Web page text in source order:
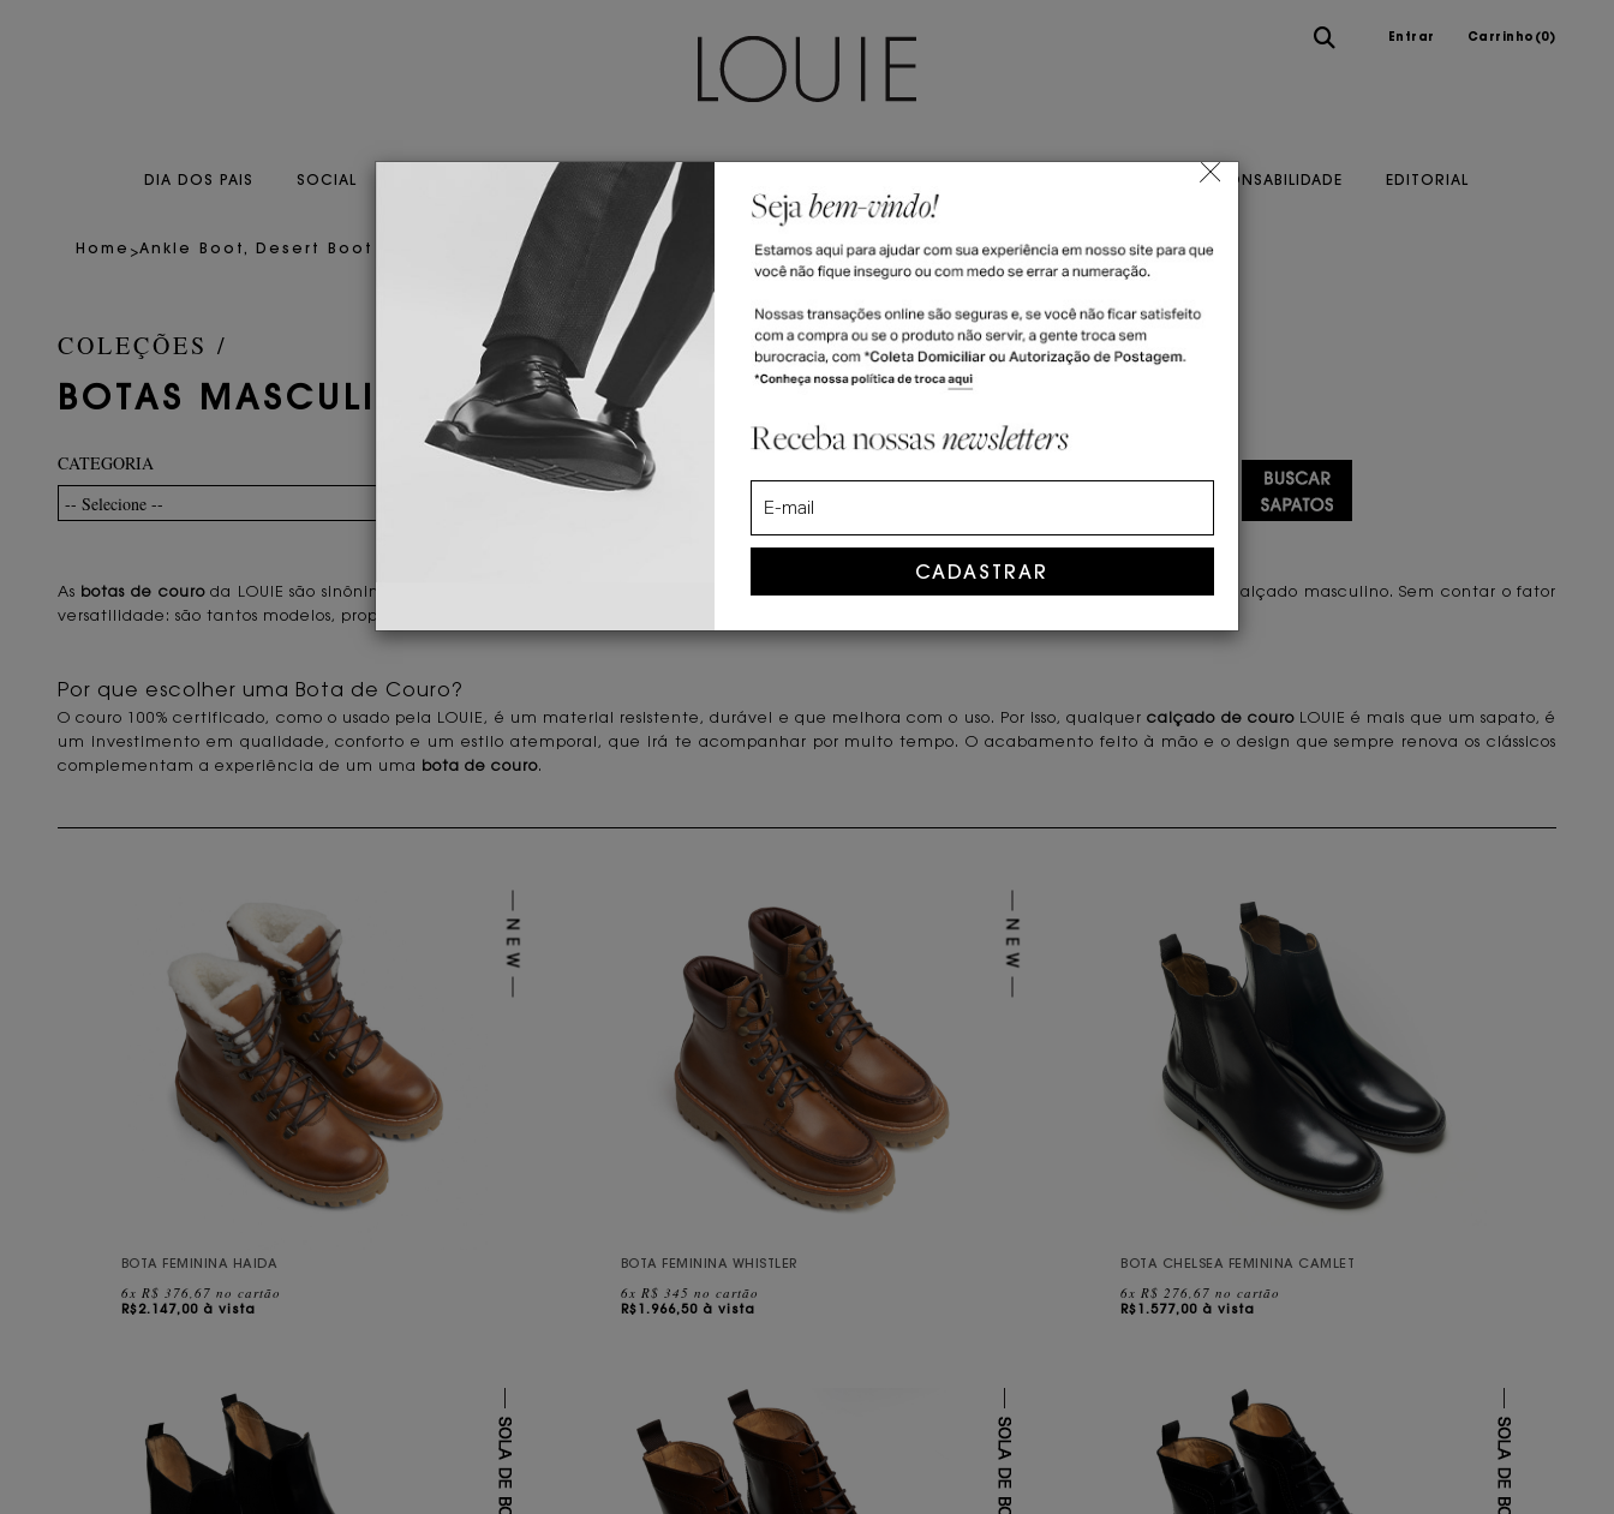
Entrar Carrinho( 0)
DIA DOS PAIS SOCIAL COLEÇÕES ACESSÓRIOS RESPONSABILIDADE EDITORIAL
Home >Ankle Boot, Desert Boot & Chukka Boot> Botas Masculinas De Couro
COLEÇÕES /
BOTAS MASCULINAS DE COURO
CATEGORIA
-- Selecione --
NUMERAÇÃO
-- Selecione --
As botas de couroda LOUIE são sinônimo de um estilo moderno e que não abre mão da qualidade e resistência que caracterizam um bom calçado masculino. Sem contar o fator
versatilidade: são tantos modelos, propostas e texturas que todos os estilos se encontram aqui.
Por que escolher uma Bota de Couro?
O couro 100% certificado, como o usado pela LOUIE, é um material resistente, durável e que melhora com o uso. Por isso, qualquercalçado de couroLOUIE é mais que um sapato, é
um investimento em qualidade, conforto e um estilo atemporal, que irá te acompanhar por muito tempo. O acabamento feito à mão e o design que sempre renova os clássicos
complementam a experiência de um uma
bota de couro.
BOTA FEMININA HAIDA
6x R$ 376,67 no cartão
R$2.147,00 à vista
BOTA FEMININA WHISTLER
6x R$ 345 no cartão
R$ 1.966,50 à vista
BOTA CHELSEA FEMININA CAMLET
6x R$ 276,67 no cartão
R$ 1.577,00 à vista